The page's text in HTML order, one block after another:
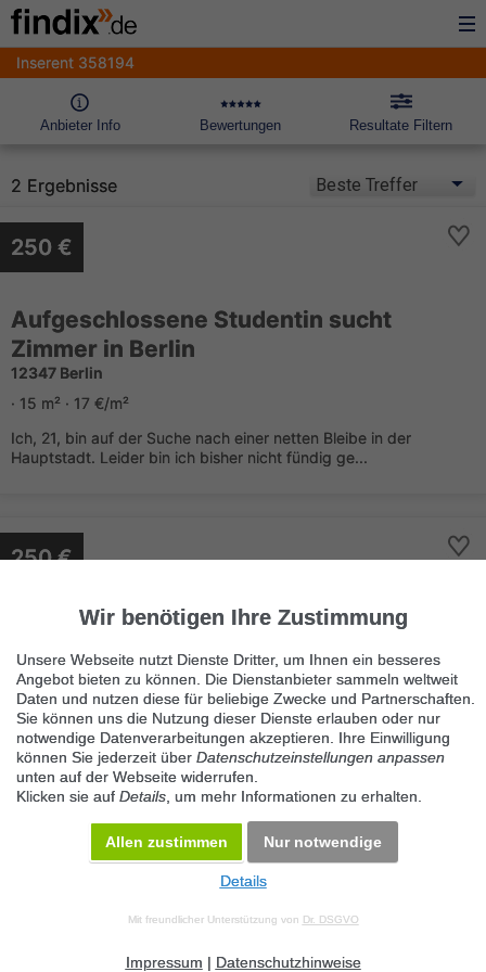
Inserent 358194
Anbieter Info Bewertungen Resultate Filtern
2 Ergebnisse
250 €
Aufgeschlossene Studentin sucht
Zimmer in Berlin
12347 Berlin
· 15 m² · 17 €/m²
Ich, 21, bin auf der Suche nach einer netten Bleibe in der
Hauptstadt. Leider bin ich bisher nicht fündig ge...
250 €
Hübsche Studentin sucht günstiges
Zimmer
12347 Berlin
· 20 m² · 13 €/m²
Ich, 21, Studentin in Berlin, suche schnellstmöglich eine schöne
Bleibe in Berlin. Würde mich über eine net...
Datenschutz Impressum Kontakt Datenschutz anpassen Desktop Version
Wir benötigen Ihre Zustimmung
Unsere Webseite nutzt Dienste Dritter, um Ihnen ein besseres
Angebot bieten zu können. Die Dienstanbieter sammeln weltweit
Daten und nutzen diese für beliebige Zwecke und Partnerschaften.
Sie können uns die Nutzung dieser Dienste erlauben oder nur
notwendige Datenverarbeitungen akzeptieren. Ihre Einwilligung
können Sie jederzeit über Datenschutzeinstellungen anpassen
unten auf der Webseite widerrufen.
Klicken sie auf Details , um mehr Informationen zu erhalten.
Allen zustimmen Nur notwendige
Details
Mit freundlicher Unterstützung von Dr. DSGVO
Impressum | Datenschutzhinweise